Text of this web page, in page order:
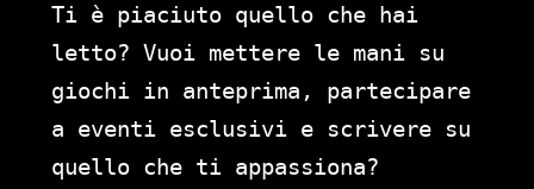
Ti è piaciuto quello che hai
letto? Vuoi mettere le mani su
giochi in anteprima, partecipare
a eventi esclusivi e scrivere su
quello che ti appassiona?